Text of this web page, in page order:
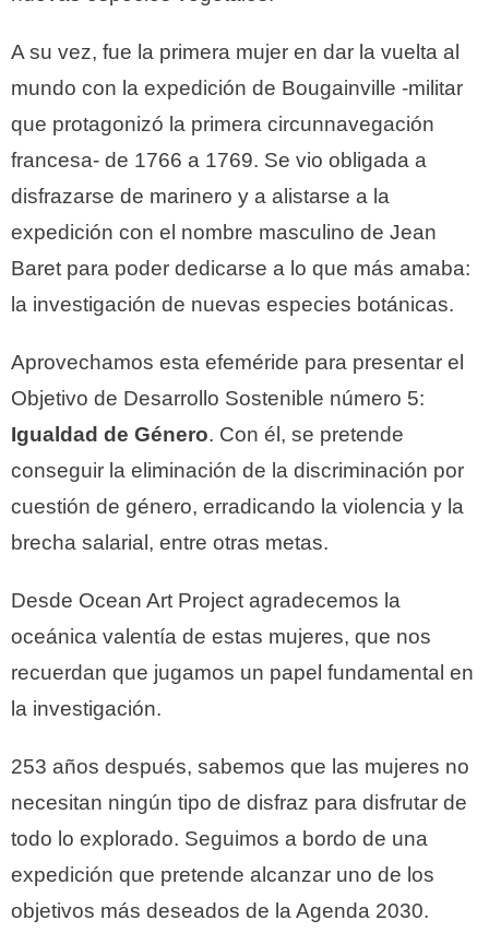
A su vez, fue la primera mujer en dar la vuelta al
mundo con la expedición de Bougainville -militar
que protagonizó la primera circunnavegación
francesa- de 1766 a 1769. Se vio obligada a
disfrazarse de marinero y a alistarse a la
expedición con el nombre masculino de Jean
Baret para poder dedicarse a lo que más amaba:
la investigación de nuevas especies botánicas.
Aprovechamos esta efeméride para presentar el
Objetivo de Desarrollo Sostenible número 5:
Igualdad de Género. Con él, se pretende
conseguir la eliminación de la discriminación por
cuestión de género, erradicando la violencia y la
brecha salarial, entre otras metas.
Desde Ocean Art Project agradecemos la
oceánica valentía de estas mujeres, que nos
recuerdan que jugamos un papel fundamental en
la investigación.
253 años después, sabemos que las mujeres no
necesitan ningún tipo de disfraz para disfrutar de
todo lo explorado. Seguimos a bordo de una
expedición que pretende alcanzar uno de los
objetivos más deseados de la Agenda 2030.